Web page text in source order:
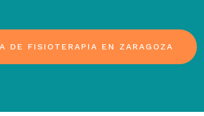
DE FISIOTERAPIA EN ZARAGOZA